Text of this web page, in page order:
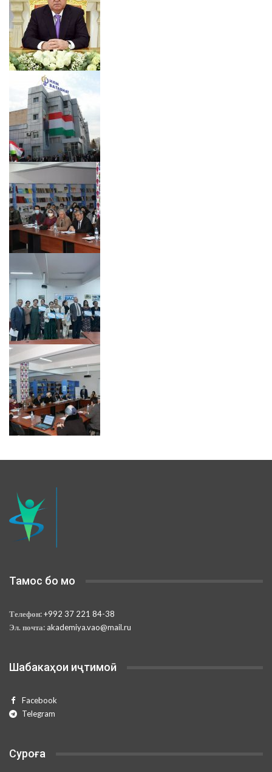
Тамос бо мо
Телефон:+992 37 221 84-38
Эл. почта: akademiya.vao@mail.ru
Шабакаҳои иҷтимоӣ
Facebook
Telegram
Суроға